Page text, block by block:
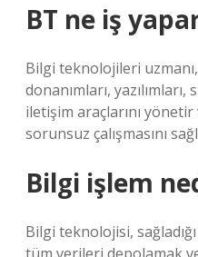
BT ne iş
Bilgi teknolojileri
donanımları,
iletişim araçlarını
sorunsuz çalışmasını
Bilgi işlem
Bilgi teknolojisi,